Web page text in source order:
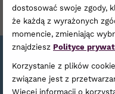
Bądźmy
dostosować swoje zgody,
że każdą z wyrażonych
momencie, zmieniając
znajdziesz Polityce
Korzystanie z plików
związane jest z
Więcej informacji o